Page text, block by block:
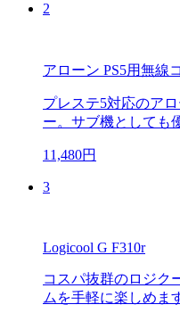
2
アローン PS5用無線
プレステ5対応のア
ー。サブ機としても
11,480円
3
Logicool G F310r
コスパ抜群のロジク
ムを手軽に楽しめま